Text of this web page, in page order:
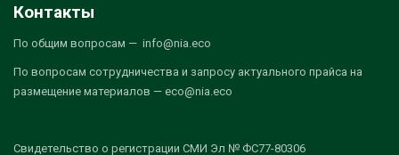
Контакты
По общим вопросам — info@nia.eco
По вопросам сотрудничества и запросу актуального прайса на
размещение материалов — eco@nia.eco
Свидетельство о регистрации СМИ Эл № ФС77-80306